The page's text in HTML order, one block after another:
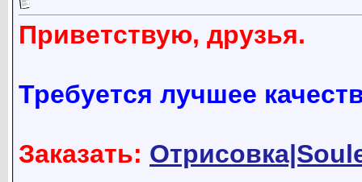
Приветствую, друзья.
Требуется лучшее
Заказать: